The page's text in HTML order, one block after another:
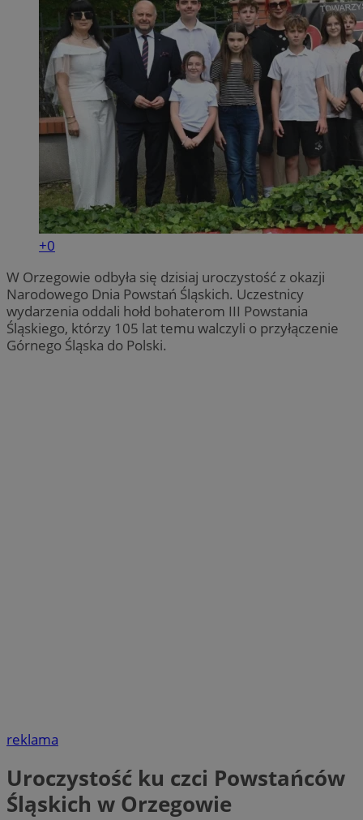
+0
W Orzegowie odbyła się dzisiaj uroczystość z okazji
Narodowego Dnia Powstań Śląskich. Uczestnicy
wydarzenia oddali hołd bohaterom III Powstania
Śląskiego, którzy 105 lat temu walczyli o przyłączenie
Górnego Śląska do Polski.
reklama
Uroczystość ku czci Powstańców
Śląskich w Orzegowie